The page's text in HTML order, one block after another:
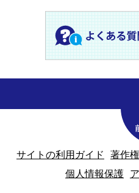
サイトの利用ガイド
著作
個人情報保護